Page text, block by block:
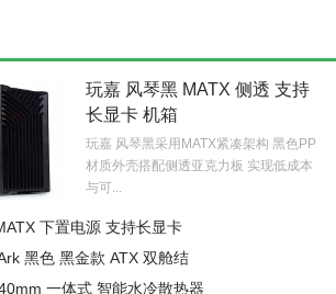
玩嘉 风琴黑 MATX 侧透 支持
长显卡 机箱
玩嘉 风琴黑采用MATX紧凑架构 黑色PP
材质外壳搭配侧透亚克力板 实现低成本
与可...
下置电源 支持长显卡
黑色 黑金款 ATX 双舱结
一体式 智能水冷散热器